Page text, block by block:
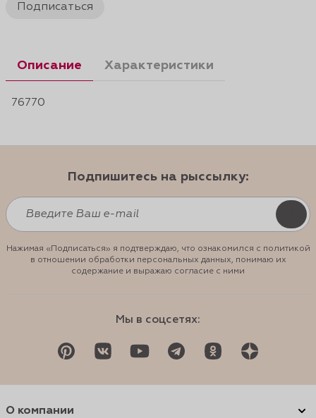
Подписаться
Описание Характеристики
76770
Подпишитесь на рыссылку:
Нажимая «Подписаться» я подтверждаю, что ознакомился с политикой
в отношении обработки персональных данных, понимаю их
содержание и выражаю согласие с ними
Мы в соцсетях:
О компании